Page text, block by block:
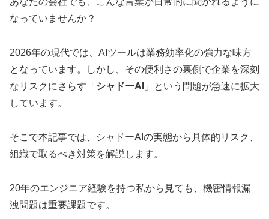
なっていませんか？
2026年の現代では、AIツールは業務効率化の強力な味方
となっています。しかし、その便利さの裏側で企業を深刻
なリスクにさらす「 シャドーAI
」という問題が急速に拡大
しています。
そこで本記事では、シャドーAIの実態から具体的リスク、
組織で取るべき対策を解説します。
20年のエンジニア経験を持つ私から見ても、機密情報漏
洩問題は重要課題です。